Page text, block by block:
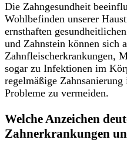
Die Zahngesundheit
Wohlbefinden unserer
ernsthaften
und Zahnstein können sich
Zahnfleischerkrankungen,
sogar zu Infektionen im
regelmäßige
Probleme zu vermeiden.
Welche Anzeichen
Zahnerkrankungen